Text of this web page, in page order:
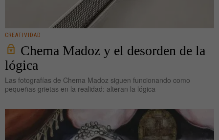
CREATIVIDAD
Chema Madoz y el desorden de la
lógica
Las fotografías de Chema Madoz siguen funcionando como
pequeñas grietas en la realidad: alteran la lógica